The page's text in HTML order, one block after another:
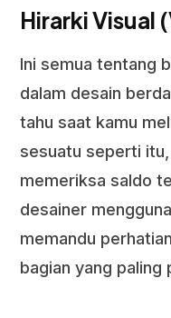
Hirarki Visual
Ini semua tentang
dalam desain
tahu saat kamu
sesuatu seperti
memeriksa saldo
desainer
memandu
bagian yang paling